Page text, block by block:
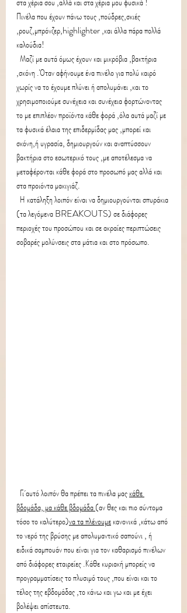
Πινέλα που έχουν πάνω τους ,πούδρες,σκιές
,ρουζ,μπρόνζερ,highlighter ,και άλλα πάρα πολλά
καλούδια!
,σκόνη .Όταν αφήνουμε ένα πινέλο για πολύ καιρό
χωρίς να το έχουμε πλύνει ή απολυμάνει ,και το
χρησιμοποιούμε συνέχεια και συνέχεια φορτώνοντας
το με επιπλέον προϊόντα κάθε φορά ,όλα αυτά μαζί με
τα φυσικά έλαια της επιδερμίδας μας ,μπορεί και
σκόνη,ή υγρασία, δημιουργούν και αναπτύσσουν
βακτήρια στο εσωτερικό τους ,με αποτέλεσμα να
μεταφέρονται κάθε φορά στο προσωπό μας αλλά και
στα προιόντα μακιγιάζ.
(τα λεγόμενα BREAKOUTS) σε διάφορες
περιοχές του προσώπου και σε ακραίες περιπτώσεις
σοβαρές μολύνσεις στα μάτια και στο πρόσωπο.
  Γι΄αυτό λοιπόν θα πρέπει τα πινέλα μας
κάθε
βδομάδα, μα κάθε βδομάδα (αν θες και πιο σύντομα
τόσο το καλύτερο)να τα πλένουμε κανονικά ,κάτω από
το νερό της βρύσης με απολυμαντικό σαπούνι , ή
ειδικά σαμπουάν που είναι για τον καθαρισμό πινέλων
από διάφορες εταιρείες .Κάθε κυριακή μπορείς να
προγραμματίσεις το πλυσιμό τους ,που είναι και το
τέλος της εβδομάδας ,το κάνω και γω και με έχει
βολέψει απίστευτα.